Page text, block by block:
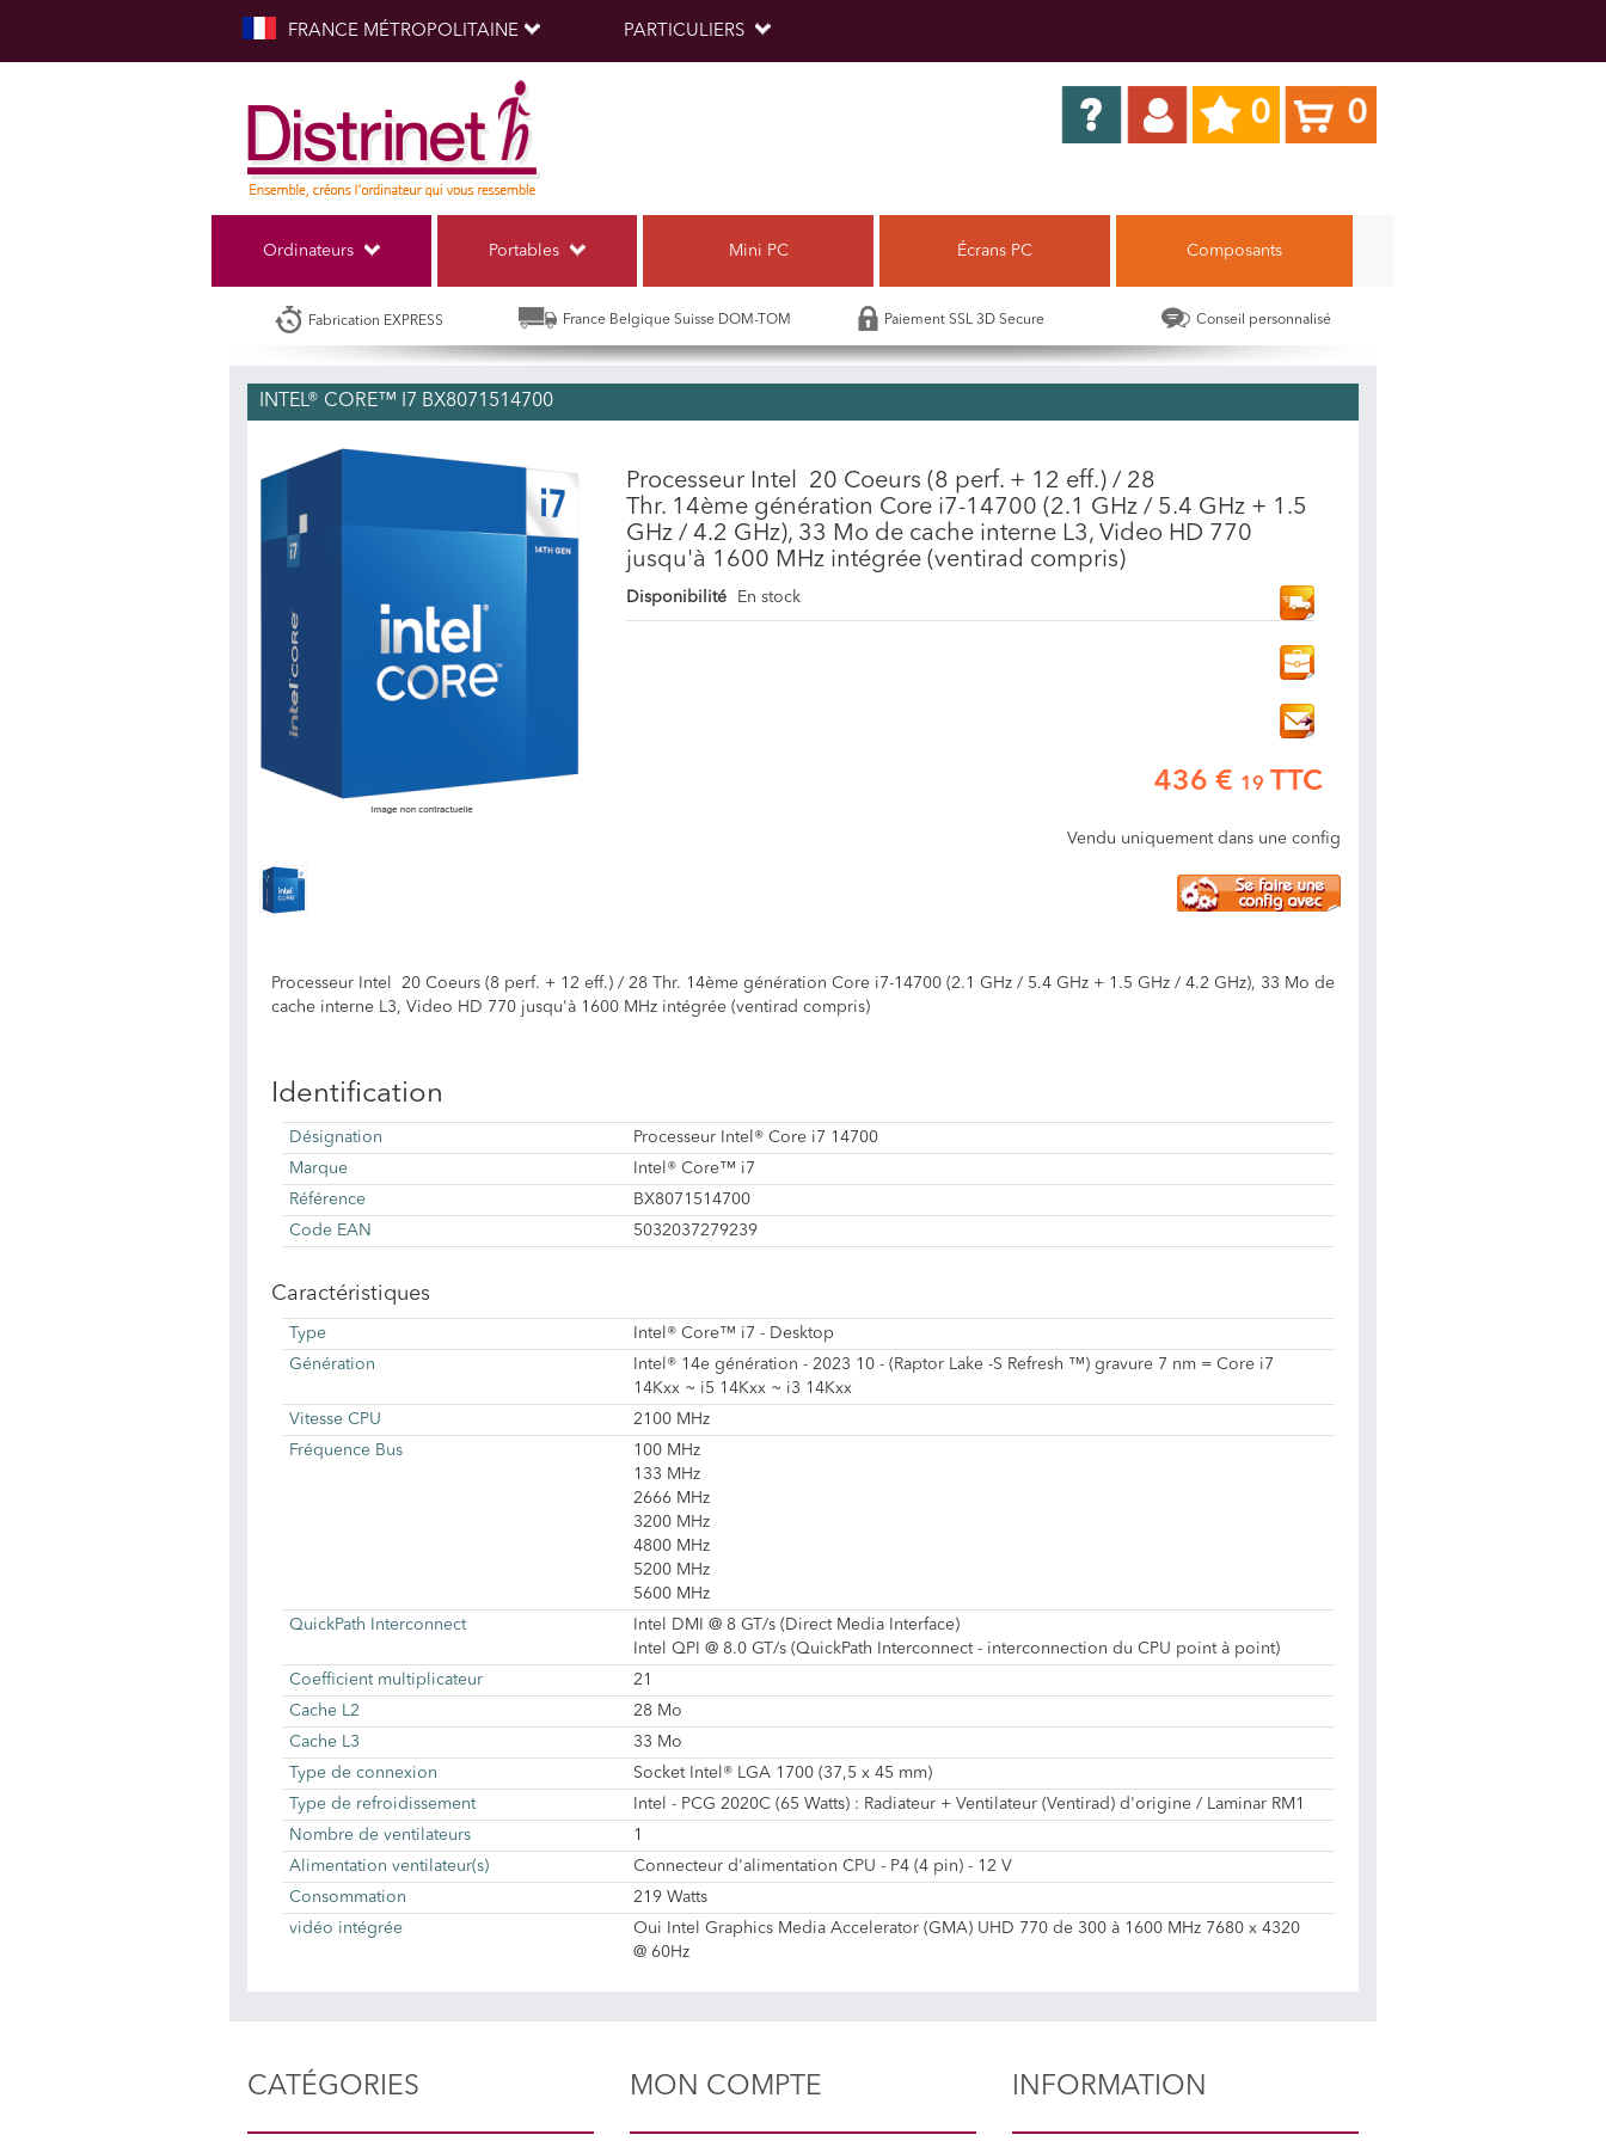
FRANCE MÉTROPOLITAINE PARTICULIERS
0 0
Ordinateurs Portables Mini PC Écrans PC Composants
Fabrication EXPRESS France Belgique Suisse DOM-TOM Paiement SSL 3D Secure Conseil personnalisé
INTEL® CORE™ I7 BX8071514700
Processeur Intel 20 Coeurs (8 perf. + 12 eff.) / 28
Thr. 14ème génération Core i7-14700 (2.1 GHz / 5.4 GHz + 1.5
GHz / 4.2 GHz), 33 Mo de cache interne L3, Video HD 770
jusqu'à 1600 MHz intégrée (ventirad compris)
Disponibilité En stock
436 € 19 TTC
Vendu uniquement dans une config
Processeur Intel 20 Coeurs (8 perf. + 12 eff.) / 28 Thr. 14ème génération Core i7-14700 (2.1 GHz / 5.4 GHz + 1.5 GHz / 4.2 GHz), 33 Mo de
cache interne L3, Video HD 770 jusqu'à 1600 MHz intégrée (ventirad compris)
Identification
Désignation
Processeur Intel® Core i7 14700
Marque
Intel® Core™ i7
Référence
BX8071514700
Code EAN
5032037279239
Caractéristiques
Type
Intel® Core™ i7 - Desktop
Génération
Intel® 14e génération - 2023 10 - (Raptor Lake -S Refresh ™) gravure 7 nm = Core i7
14Kxx ~ i5 14Kxx ~ i3 14Kxx
Vitesse CPU
2100 MHz
Fréquence Bus
100 MHz
133 MHz
2666 MHz
3200 MHz
4800 MHz
5200 MHz
5600 MHz
QuickPath Interconnect
Intel DMI @ 8 GT/s (Direct Media Interface)
Intel QPI @ 8.0 GT/s (QuickPath Interconnect - interconnection du CPU point à point)
Coefficient multiplicateur
21
Cache L2
28 Mo
Cache L3
33 Mo
Type de connexion
Socket Intel® LGA 1700 (37,5 x 45 mm)
Type de refroidissement
Intel - PCG 2020C (65 Watts) : Radiateur + Ventilateur (Ventirad) d'origine / Laminar RM1
Nombre de ventilateurs
1
Alimentation ventilateur(s)
Connecteur d'alimentation CPU - P4 (4 pin) - 12 V
Consommation
219 Watts
vidéo intégrée
Oui Intel Graphics Media Accelerator (GMA) UHD 770 de 300 à 1600 MHz 7680 x 4320
@ 60Hz
CATÉGORIES MON COMPTE INFORMATION